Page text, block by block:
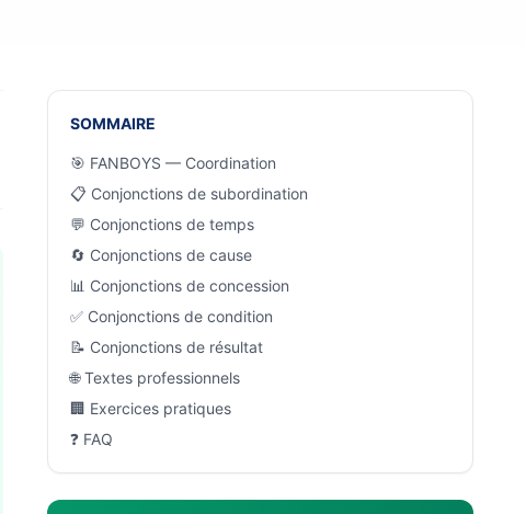
SOMMAIRE
🎯 FANBOYS — Coordination
📋 Conjonctions de subordination
💬 Conjonctions de temps
🔄 Conjonctions de cause
📊 Conjonctions de concession
✅ Conjonctions de condition
📝 Conjonctions de résultat
🌐 Textes professionnels
🏢 Exercices pratiques
❓ FAQ